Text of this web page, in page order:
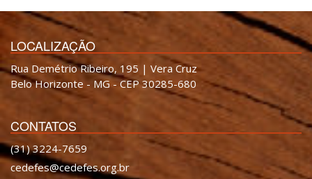
LOCALIZAÇÃO
Rua Demétrio Ribeiro, 195 | Vera Cruz
Belo Horizonte - MG - CEP 30285-680
CONTATOS
(31) 3224-7659
cedefes@cedefes.org.br